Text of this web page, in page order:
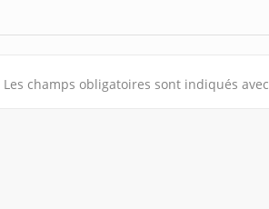
Les champs obligatoires sont indiqués avec